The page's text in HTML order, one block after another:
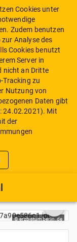
Cookies unter
Zudem benutzen
zur Analyse des
Cookies benutzt
Server in
nicht an Dritte
Tracking zu
Nutzung von
Daten gibt
24.02.2021). Mit
der
©erzbistumberlin.de